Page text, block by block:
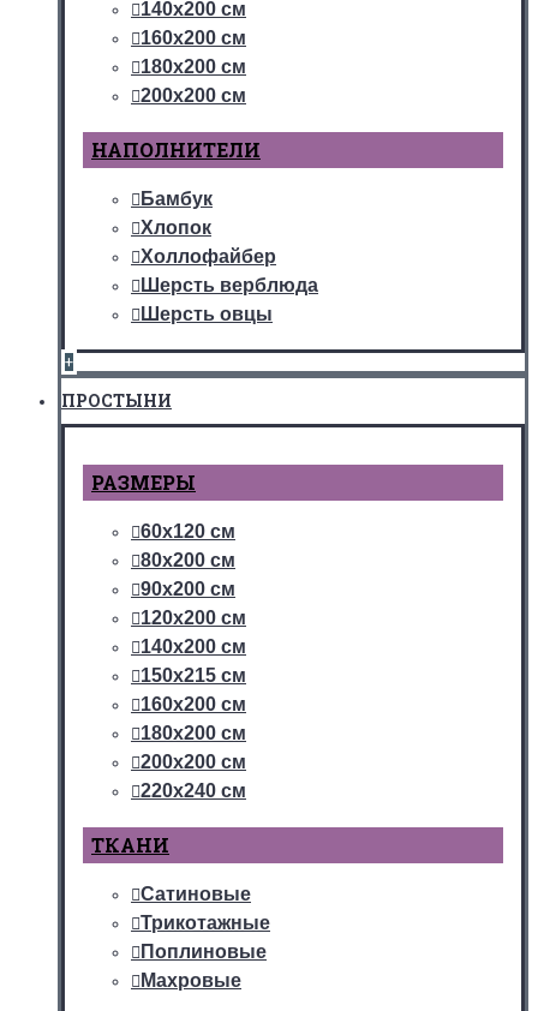
140х200 см
160х200 см
180х200 см
200х200 см
НАПОЛНИТЕЛИ
Бамбук
Хлопок
Холлофайбер
Шерсть верблюда
Шерсть овцы
+
ПРОСТЫНИ
РАЗМЕРЫ
60х120 см
80х200 см
90х200 см
120х200 см
140х200 см
150х215 см
160х200 см
180х200 см
200х200 см
220х240 см
ТКАНИ
Сатиновые
Трикотажные
Поплиновые
Махровые